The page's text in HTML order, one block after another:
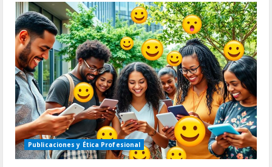
teoría
y
práctica
en
la
redacción
académica
Publicaciones y Ética Profesional